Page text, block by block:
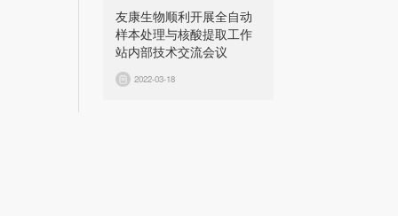
友康生物顺利开展全自动
样本处理与核酸提取工作
站内部技术交流会议
2022-03-18